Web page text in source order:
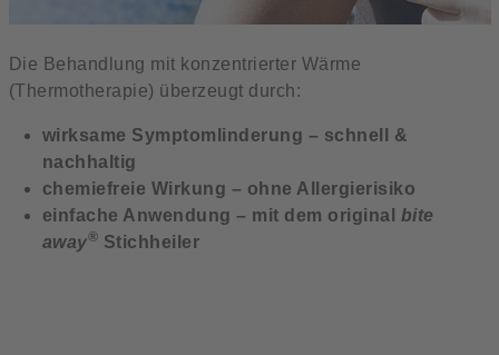
Die Behandlung mit konzentrierter Wärme
(Thermotherapie) überzeugt durch:
wirksame Symptomlinderung – schnell &
nachhaltig
chemiefreie Wirkung – ohne Allergierisiko
einfache Anwendung – mit dem original bite
away® Stichheiler